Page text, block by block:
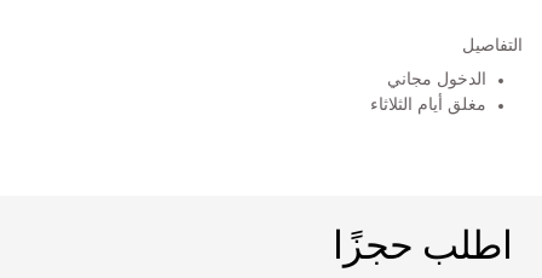
التفاصيل
الدخول مجاني
مغلق أيام الثلاثاء
اطلب حجزًا
اطلب حجزًا